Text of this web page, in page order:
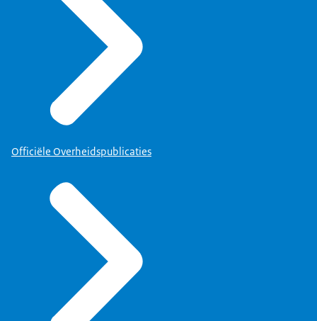
Officiële Overheidspublicaties